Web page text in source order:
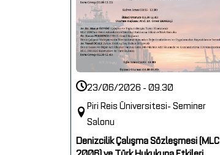
23/06/2026 - 09.30
Piri Reis Üniversitesi- Seminer
Salonu
Denizcilik Çalışma Sözleşmesi (MLC